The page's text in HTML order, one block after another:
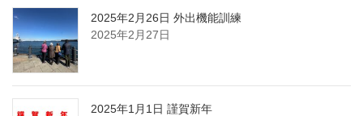
2025年2月26日 外出機能訓練
2025年2月27日
2025年1月1日 謹賀新年